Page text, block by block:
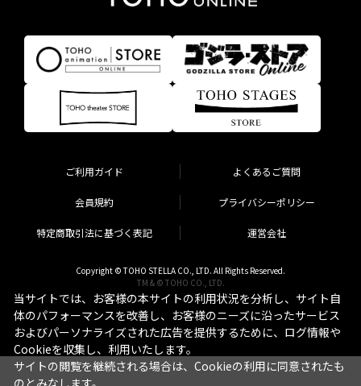
ご利用ガイド よくあるご質問
会員規約 プライバシーポリシー
特定商取引法に基づく表記 運営会社
Copyright © TOHO STELLA CO., LTD. All Rights Reserved.
TM & © TOHO CO., LTD.
当サイトでは、お客様の本サイトの利用状況を分析し、サイト自
体のパフォーマンスを改善し、お客様のニーズに沿ったサービス
およびパーソナライズされた広告を提供するために、ログ情報や
Cookieを収集し、利用いたします。
サイトの閲覧を継続される場合は、Cookieの利用に同意されたも